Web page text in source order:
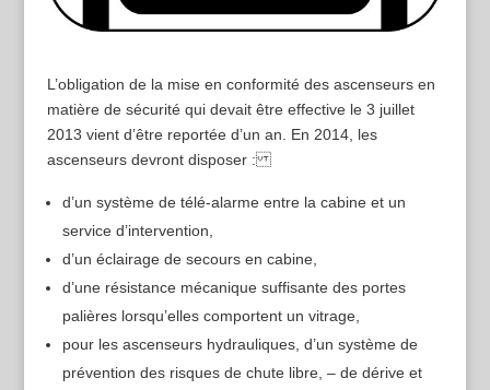
L’obligation de la mise en conformité des ascenseurs en
matière de sécurité qui devait être effective le 3 juillet
2013 vient d’être reportée d’un an. En 2014, les
ascenseurs devront disposer :
d’un système de télé-alarme entre la cabine et un
service d’intervention,
d’un éclairage de secours en cabine,
d’une résistance mécanique suffisante des portes
palières lorsqu’elles comportent un vitrage,
pour les ascenseurs hydrauliques, d’un système de
prévention des risques de chute libre, – de dérive et